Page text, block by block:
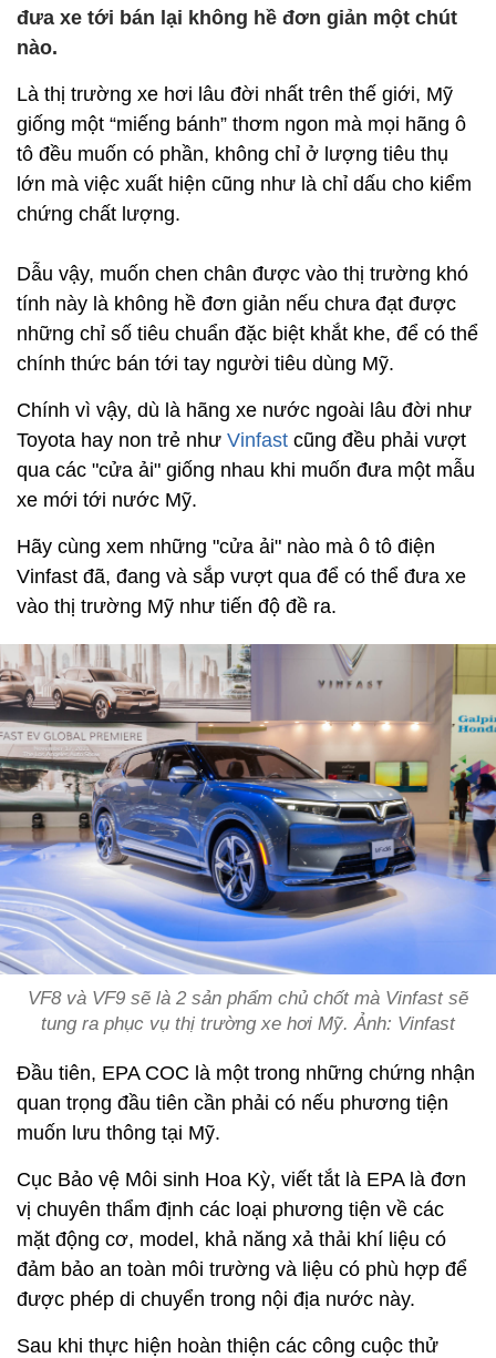
đưa xe tới bán lại không hề đơn giản một chút
nào.
Là thị trường xe hơi lâu đời nhất trên thế giới, Mỹ
giống một “miếng bánh” thơm ngon mà mọi hãng ô
tô đều muốn có phần, không chỉ ở lượng tiêu thụ
lớn mà việc xuất hiện cũng như là chỉ dấu cho kiểm
chứng chất lượng.
Dẫu vậy, muốn chen chân được vào thị trường khó
tính này là không hề đơn giản nếu chưa đạt được
những chỉ số tiêu chuẩn đặc biệt khắt khe, để có thể
chính thức bán tới tay người tiêu dùng Mỹ.
Chính vì vậy, dù là hãng xe nước ngoài lâu đời như
Toyota hay non trẻ như Vinfast cũng đều phải vượt
qua các "cửa ải" giống nhau khi muốn đưa một mẫu
xe mới tới nước Mỹ.
Hãy cùng xem những "cửa ải" nào mà ô tô điện
Vinfast đã, đang và sắp vượt qua để có thể đưa xe
vào thị trường Mỹ như tiến độ đề ra.
VF8 và VF9 sẽ là 2 sản phẩm chủ chốt mà Vinfast sẽ
tung ra phục vụ thị trường xe hơi Mỹ. Ảnh: Vinfast
Đầu tiên, EPA COC là một trong những chứng nhận
quan trọng đầu tiên cần phải có nếu phương tiện
muốn lưu thông tại Mỹ.
Cục Bảo vệ Môi sinh Hoa Kỳ, viết tắt là EPA là đơn
vị chuyên thẩm định các loại phương tiện về các
mặt động cơ, model, khả năng xả thải khí liệu có
đảm bảo an toàn môi trường và liệu có phù hợp để
được phép di chuyển trong nội địa nước này.
Sau khi thực hiện hoàn thiện các công cuộc thử